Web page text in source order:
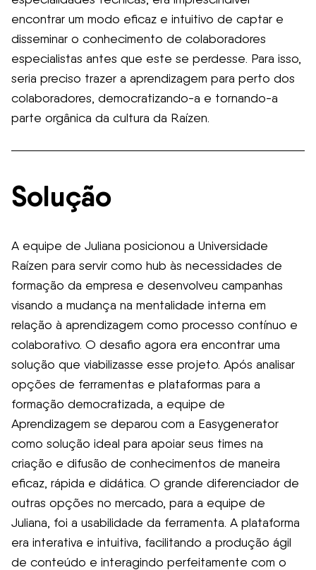
encontrar um modo eficaz e intuitivo de captar e
disseminar o conhecimento de colaboradores
especialistas antes que este se perdesse. Para isso,
seria preciso trazer a aprendizagem para perto dos
colaboradores, democratizando-a e tornando-a
parte orgânica da cultura da Raízen.
Solução
A equipe de Juliana posicionou a Universidade
Raízen para servir como hub às necessidades de
formação da empresa e desenvolveu campanhas
visando a mudança na mentalidade interna em
relação à aprendizagem como processo contínuo e
colaborativo. O desafio agora era encontrar uma
solução que viabilizasse esse projeto. Após analisar
opções de ferramentas e plataformas para a
formação democratizada, a equipe de
Aprendizagem se deparou com a Easygenerator
como solução ideal para apoiar seus times na
criação e difusão de conhecimentos de maneira
eficaz, rápida e didática. O grande diferenciador de
outras opções no mercado, para a equipe de
Juliana, foi a usabilidade da ferramenta. A plataforma
era interativa e intuitiva, facilitando a produção ágil
de conteúdo e interagindo perfeitamente com o